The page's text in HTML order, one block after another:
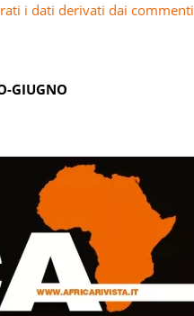
i dati derivati dai commenti
GIUGNO